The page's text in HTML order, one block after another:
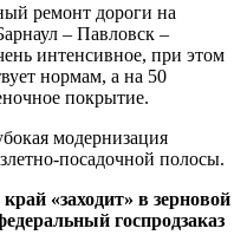
ремонт дороги на
– Павловск –
интенсивное, при этом
нормам, а на 50
покрытие.
модернизация
посадочной полосы.
«заходит» в зерновой
госпродзаказ